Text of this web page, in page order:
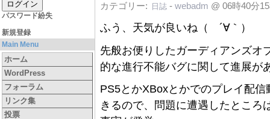
パスワード紛失
新規登録
Main Menu
ホーム
WordPress
フォーラム
リンク集
投票
カテゴリー: 日誌 - webadm @ 06時40分
ふう、天気が良いね（ ´∀｀）
先般お便りしたガーディアンズオ
的な進行不能バグに関して進展が
PS5とかXBoxとかでのプレイ配
きるので、問題に遭遇したところ